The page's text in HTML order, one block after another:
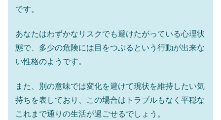
です。
あなたはわずかなリスクでも避けたがっている心理状
態で、多少の危険には目をつぶるという行動が出来な
い性格のようです。
また、別の意味では変化を避けて現状を維持したい気
持ちを表しており、この場合はトラブルもなく平穏な
これまで通りの生活が過ごせるでしょう。